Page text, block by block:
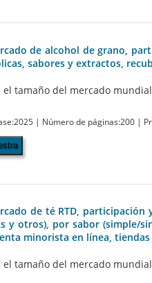
de alcohol de grano,
sabores y extractos,
el tamaño del mercado
| Número de páginas:200 |
de té RTD,
y otros), por sabor (simple/
minorista en línea,
el tamaño del mercado